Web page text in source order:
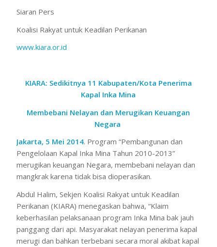
Siaran Pers
Koalisi Rakyat untuk Keadilan Perikanan
www.kiara.or.id
KIARA: Sedikitnya 11 Kabupaten/Kota Penerima
Kapal Inka Mina
Membebani Nelayan dan Merugikan Keuangan
Negara
Jakarta, 5 Mei 2014. Program “Pembangunan dan
Pengelolaan Kapal Inka Mina Tahun 2010-2013”
merugikan keuangan Negara, membebani nelayan dan
mangkrak karena tidak bisa dioperasikan.
Abdul Halim, Sekjen Koalisi Rakyat untuk Keadilan
Perikanan (KIARA) menegaskan bahwa, “Klaim
keberhasilan pelaksanaan program Inka Mina bak jauh
panggang dari api. Masyarakat nelayan penerima kapal
merugi dan bahkan terbebani secara moral akibat kapal